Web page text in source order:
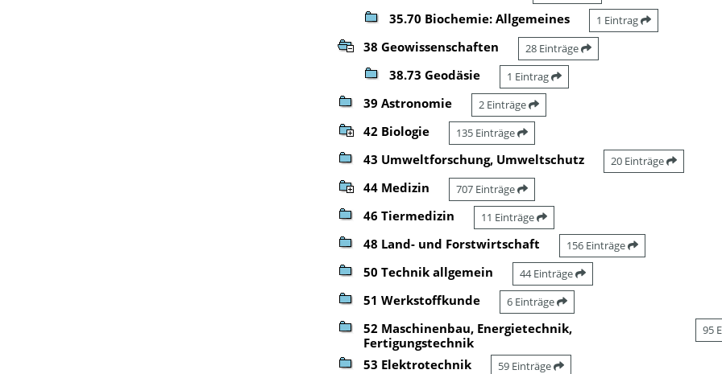
35.70 Biochemie: Allgemeines 1 Eintrag
38 Geowissenschaften 28 Einträge
38.73 Geodäsie 1 Eintrag
39 Astronomie 2 Einträge
42 Biologie 135 Einträge
43 Umweltforschung, Umweltschutz 20 Einträge
44 Medizin 707 Einträge
46 Tiermedizin 11 Einträge
48 Land- und Forstwirtschaft 156 Einträge
50 Technik allgemein 44 Einträge
51 Werkstoffkunde 6 Einträge
52 Maschinenbau, Energietechnik,
Fertigungstechnik
95
53 Elektrotechnik 59 Einträge